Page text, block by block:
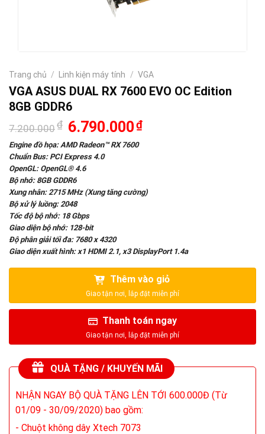
Trang chủ / Linh kiện máy tính / VGA
VGA ASUS DUAL RX 7600 EVO OC Edition
8GB GDDR6
7.200.000₫ Giá
gốc
là:
7.200.000₫.
6.790.000₫Giá
Engine đồ họa: AMD Radeon™ RX 7600
Chuẩn Bus: PCI Express 4.0
OpenGL: OpenGL® 4.6
Bộ nhớ: 8GB GDDR6
Xung nhân: 2715 MHz (Xung tăng cường)
Bộ xử lý luồng: 2048
Tốc độ bộ nhớ: 18 Gbps
Giao diện bộ nhớ: 128-bit
Độ phân giải tối đa: 7680 x 4320
Giao diện xuất hình: x1 HDMI 2.1, x3 DisplayPort 1.4a
Thêm vào giỏ
Thanh toán ngay
QUÀ TẶNG / KHUYẾN MÃI
NHẬN NGAY BỘ QUÀ TẶNG LÊN TỚI 600.000Đ (Từ
01/09 - 30/09/2020) bao gồm:
- Chuột không dây Xtech 7073